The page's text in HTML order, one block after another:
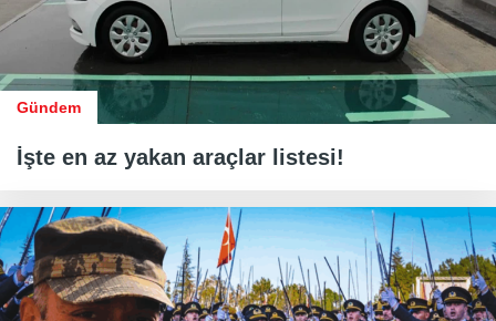
Gündem
İşte en az yakan araçlar listesi!